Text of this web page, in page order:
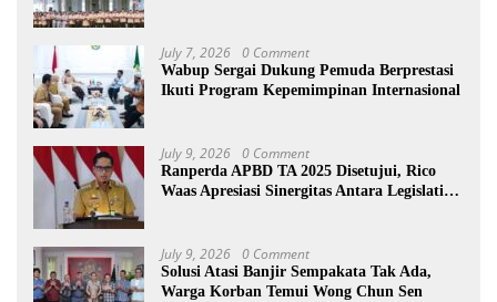
July 7, 2026 0 Comment
Wabup Sergai Dukung Pemuda Berprestasi
Ikuti Program Kepemimpinan Internasional
July 9, 2026 0 Comment
Ranperda APBD TA 2025 Disetujui, Rico
Waas Apresiasi Sinergitas Antara Legislatif
July 9, 2026 0 Comment
Solusi Atasi Banjir Sempakata Tak Ada,
Warga Korban Temui Wong Chun Sen